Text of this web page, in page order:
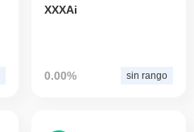
XXXAi
0.00% sin rango